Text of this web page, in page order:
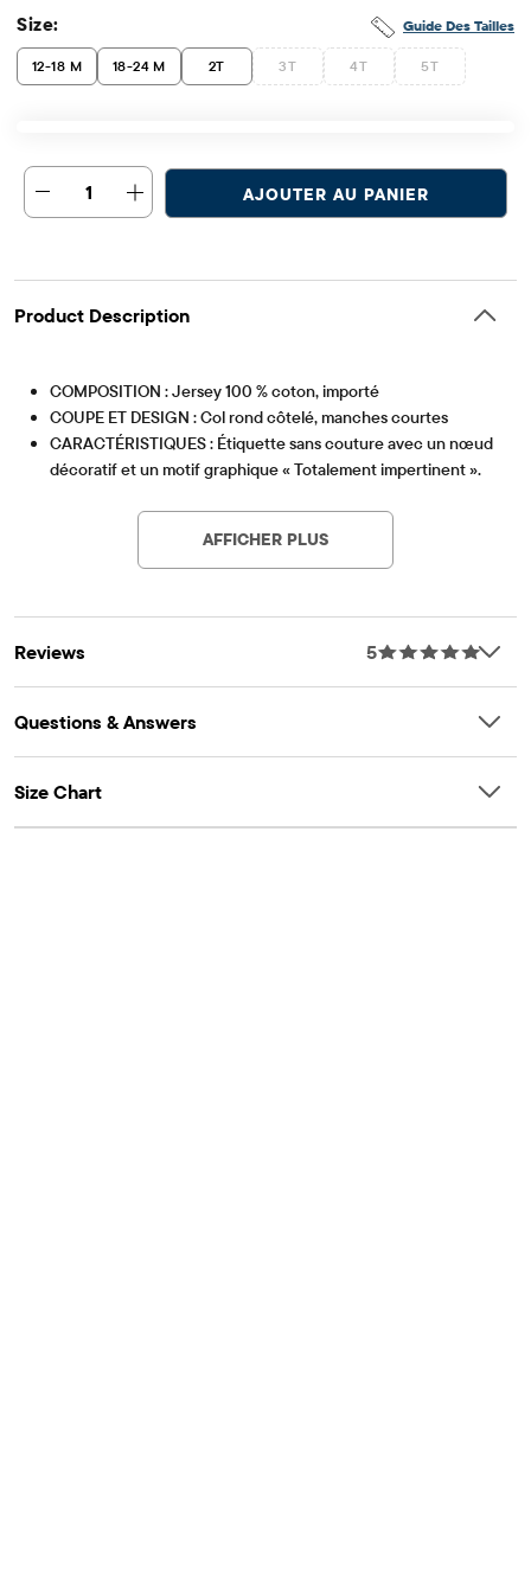
Guide Des Tailles
Size:
12-18 M 18-24 M 2T 3T 4T 5T
1 AJOUTER AU PANIER
Product Description
COMPOSITION : Jersey 100 % coton, importé
COUPE ET DESIGN : Col rond côtelé, manches courtes
CARACTÉRISTIQUES : Étiquette sans couture avec un nœud
décoratif et un motif graphique « Totalement impertinent ».
AFFICHER PLUS
Reviews 5
Questions & Answers
Size Chart